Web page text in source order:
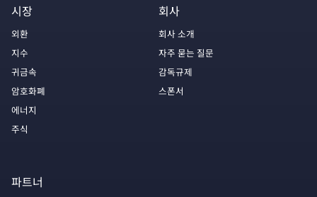
시장
외환
지수
귀금속
암호화폐
에너지
주식
회사
회사 소개
자주 묻는 질문
감독규제
스폰서
파트너